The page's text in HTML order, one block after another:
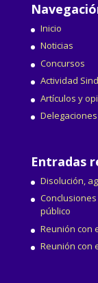
Inicio
Noticias
Concursos
Actividad
Artículos y
Entradas
Disolución,
Conclusiones
público
Reunión con
Reunión con